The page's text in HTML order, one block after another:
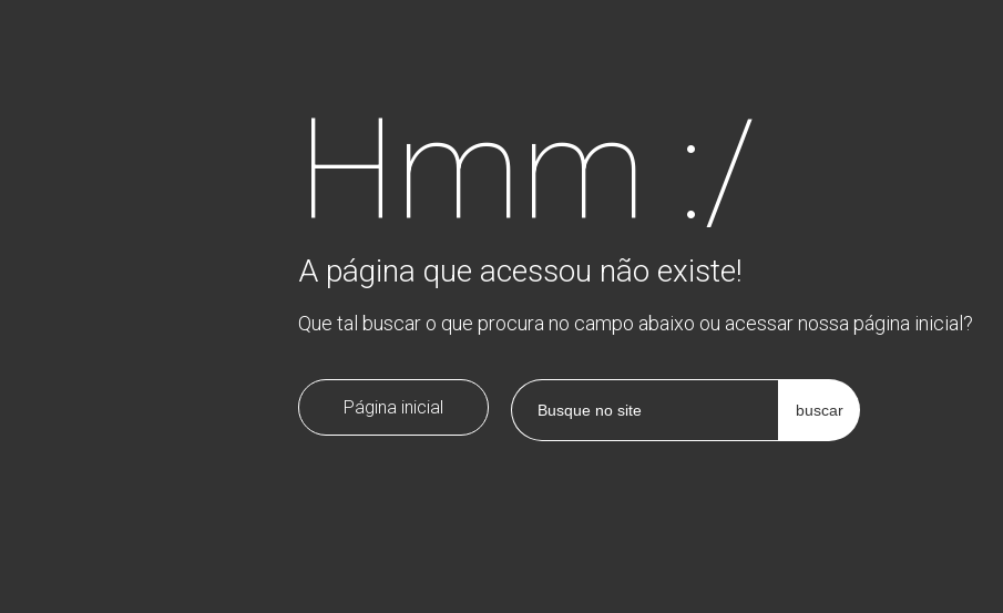
Hmm :/
A página que acessou não existe!
Que tal buscar o que procura no campo abaixo ou acessar nossa página inicial?
Página inicial